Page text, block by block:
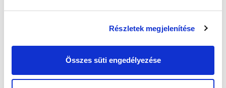
Részletek megjelenítése
Összes süti engedélyezése